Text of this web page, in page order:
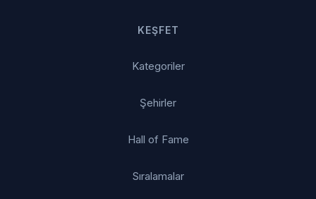
KEŞFET
Kategoriler
Şehirler
Hall of Fame
Sıralamalar